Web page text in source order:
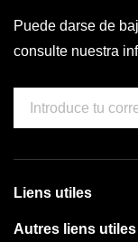
Puede darse de
consulte nuestra
Liens utiles
Autres liens utiles